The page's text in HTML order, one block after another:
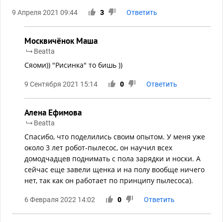
9 Апреля 2021 09:44 3 Ответить
Москвичёнок Маша
Beatta
Сяоми)) "Рисинка" то бишь ))
9 Сентября 2021 15:14 0 Ответить
Алена Ефимова
Beatta
Спасибо, что поделились своим опытом. У меня уже
около 3 лет робот-пылесос, он научил всех
домодчадцев поднимать с пола зарядки и носки. А
сейчас еще завели щенка и на полу вообще ничего
нет, так как он работает по принципу пылесоса).
6 Февраля 2022 14:02 0 Ответить